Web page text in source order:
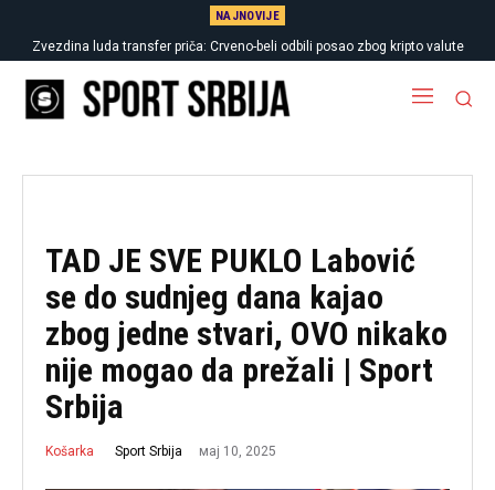
NAJNOVIJE
Zvezdina luda transfer priča: Crveno-beli odbili posao zbog kripto valute
TAD JE SVE PUKLO Labović
se do sudnjeg dana kajao
zbog jedne stvari, OVO nikako
nije mogao da prežali | Sport
Srbija
Košarka Sport Srbija мај 10, 2025